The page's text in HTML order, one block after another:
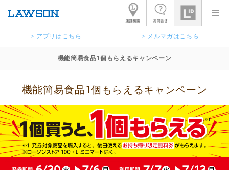
> アプリはこちら > メルマガはこちら
機能簡易食品1個もらえるキャンペーン
機能簡易食品1個もらえるキャンペーン